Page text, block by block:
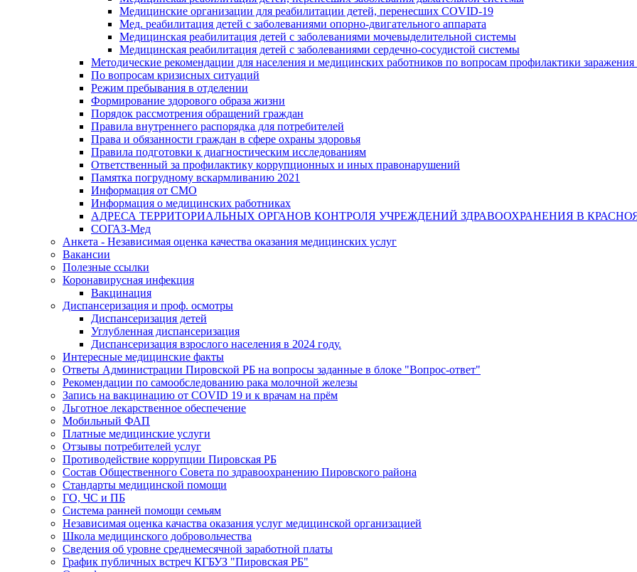
Медицинские организации для реабилитации детей, перенесших COVID-19
Мед. реабилитация детей с заболеваниями опорно-двигательного аппарата
Медицинская реабилитация детей с заболеваниями мочевыделительной системы
Медицинская реабилитация детей с заболеваниями сердечно-сосудистой системы
Методические рекомендации для населения и медицинских работников по вопросам профилактики заражения
По вопросам кризисных ситуаций
Режим пребывания в отделении
Формирование здорового образа жизни
Порядок рассмотрения обращений граждан
Правила внутреннего распорядка для потребителей
Права и обязанности граждан в сфере охраны здоровья
Правила подготовки к диагностическим исследованиям
Ответственный за профилактику коррупционных и иных правонарушений
Памятка погрудному вскармливанию 2021
Информация от СМО
Информация о медицинских работниках
АДРЕСА ТЕРРИТОРИАЛЬНЫХ ОРГАНОВ КОНТРОЛЯ УЧРЕЖДЕНИЙ ЗДРАВООХРАНЕНИЯ В
СОГАЗ-Мед
Анкета - Независимая оценка качества оказания медицинских услуг
Вакансии
Полезные ссылки
Коронавирусная инфекция
Вакцинация
Диспансеризация и проф. осмотры
Диспансеризация детей
Углубленная диспансеризация
Диспансеризация взрослого населения в 2024 году.
Интересные медицинские факты
Ответы Администрации Пировской РБ на вопросы заданные в блоке "Вопрос-ответ"
Рекомендации по самообследованию рака молочной железы
Запись на вакцинацию от COVID 19 и к врачам на прём
Льготное лекарственное обеспечение
Мобильный ФАП
Платные медицинские услуги
Отзывы потребителей услуг
Противодействие коррупции Пировская РБ
Состав Общественного Совета по здравоохранению Пировского района
Стандарты медицинской помощи
ГО, ЧС и ПБ
Система ранней помощи семьям
Независимая оценка качаства оказания услуг медицинской организацией
Школа медицинского добровольчества
Сведения об уровне среднемесячной заработной платы
График публичных встреч КГБУЗ "Пировская РБ"